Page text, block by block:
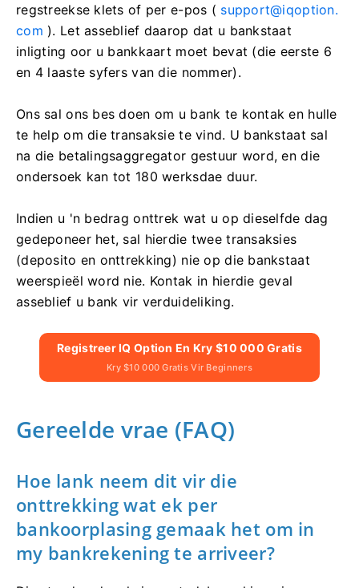
regstreekse klets of per e-pos ( support@iqoption.
com ). Let asseblief daarop dat u bankstaat
inligting oor u bankkaart moet bevat (die eerste 6
en 4 laaste syfers van die nommer).
Ons sal ons bes doen om u bank te kontak en hulle
te help om die transaksie te vind. U bankstaat sal
na die betalingsaggregator gestuur word, en die
ondersoek kan tot 180 werksdae duur.
Indien u 'n bedrag onttrek wat u op dieselfde dag
gedeponeer het, sal hierdie twee transaksies
(deposito en onttrekking) nie op die bankstaat
weerspieël word nie. Kontak in hierdie geval
asseblief u bank vir verduideliking.
Registreer IQ Option En Kry $10 000 Gratis
Kry $10 000 Gratis Vir Beginners
Gereelde vrae (FAQ)
Hoe lank neem dit vir die
onttrekking wat ek per
bankoorplasing gemaak het om in
my bankrekening te arriveer?